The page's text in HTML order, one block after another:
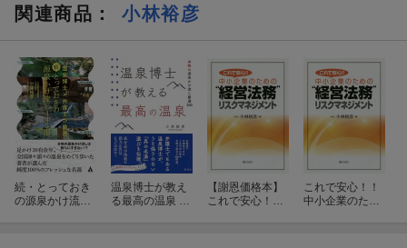
関連商品 ： 小林裕彦
続・とっておき
の源泉かけ流し
温泉博士が教え
る最高の温泉 本
【謝恩価格本】
これで安心！！
これで安心！！
中小企業のため